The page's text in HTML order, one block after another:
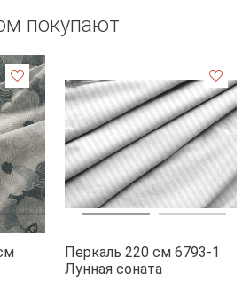
покупают
Перкаль 220 см 6793-1
Лунная соната